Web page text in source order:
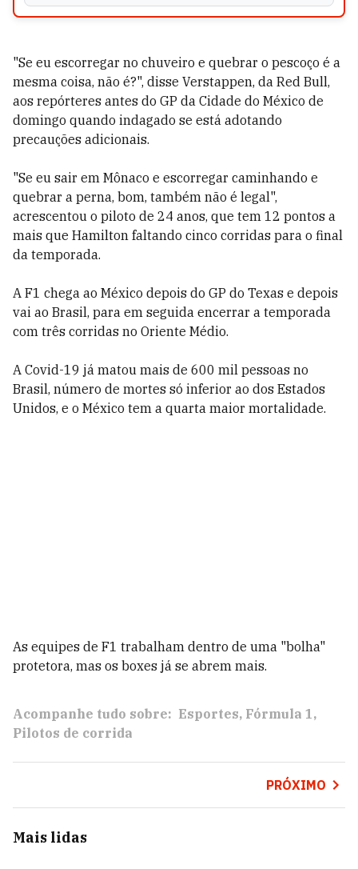
"Se eu escorregar no chuveiro e quebrar o pescoço é a
mesma coisa, não é?", disse Verstappen, da Red Bull,
aos repórteres antes do GP da Cidade do México de
domingo quando indagado se está adotando
precauções adicionais.
"Se eu sair em Mônaco e escorregar caminhando e
quebrar a perna, bom, também não é legal",
acrescentou o piloto de 24 anos, que tem 12 pontos a
mais que Hamilton faltando cinco corridas para o final
da temporada.
A F1 chega ao México depois do GP do Texas e depois
vai ao Brasil, para em seguida encerrar a temporada
com três corridas no Oriente Médio.
A Covid-19 já matou mais de 600 mil pessoas no
Brasil, número de mortes só inferior ao dos Estados
Unidos, e o México tem a quarta maior mortalidade.
As equipes de F1 trabalham dentro de uma "bolha"
protetora, mas os boxes já se abrem mais.
Acompanhe tudo sobre: Esportes Fórmula 1
Pilotos de corrida
PRÓXIMO
Mais lidas